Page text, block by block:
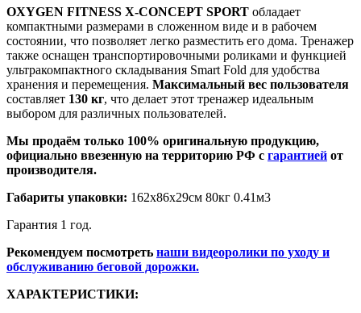
OXYGEN FITNESS X-CONCEPT SPORT обладает
компактными размерами в сложенном виде и в рабочем
состоянии, что позволяет легко разместить его дома. Тренажер
также оснащен транспортировочными роликами и функцией
ультракомпактного складывания Smart Fold для удобства
хранения и перемещения. Максимальный вес пользователя
составляет 130 кг, что делает этот тренажер идеальным
выбором для различных пользователей.
Мы продаём только 100% оригинальную продукцию,
официально ввезенную на территорию РФ с гарантией от
производителя.
Габариты упаковки: 162х86х29см 80кг 0.41м3
Гарантия 1 год.
Рекомендуем посмотреть наши видеоролики по уходу и
обслуживанию беговой дорожки.
ХАРАКТЕРИСТИКИ: